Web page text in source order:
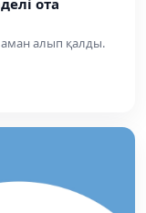
ота
аман алып қалды.